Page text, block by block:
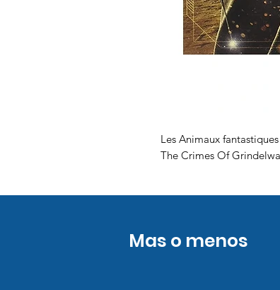
Les Animaux
The Crimes Of
Mas o menos